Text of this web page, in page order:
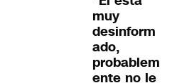
muy
desinform
ado,
probablem
ente no le